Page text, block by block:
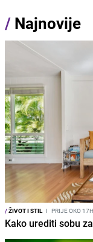
/ Najnovije
/ŽIVOT I STIL I PRIJE OKO 17H
Kako urediti sobu